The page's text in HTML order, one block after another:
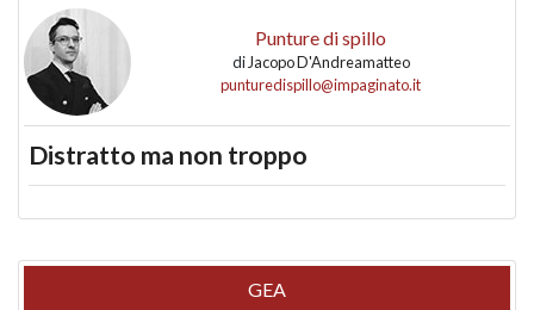
Punture di spillo
di Jacopo D'Andreamatteo
punturedispillo@impaginato.it
Distratto ma non troppo
GEA